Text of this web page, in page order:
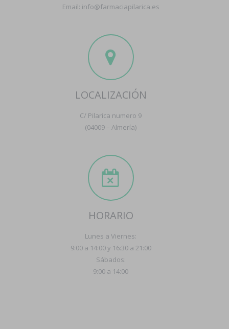
Email: info@farmaciapilarica.es
LOCALIZACIÓN
C/ Pilarica numero 9
(04009 – Almería)
HORARIO
Lunes a Viernes:
9:00 a 14:00 y 16:30 a 21:00
Sábados:
9:00 a 14:00